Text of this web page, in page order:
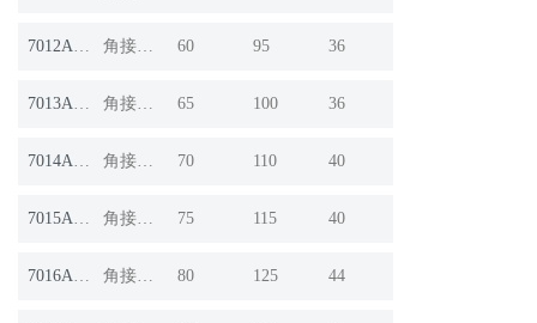
7012AC/DT 角接触球轴承 60 95 36
7013AC/DT 角接触球轴承 65 100 36
7014AC/DT 角接触球轴承 70 110 40
7015AC/DT 角接触球轴承 75 115 40
7016AC/DT 角接触球轴承 80 125 44